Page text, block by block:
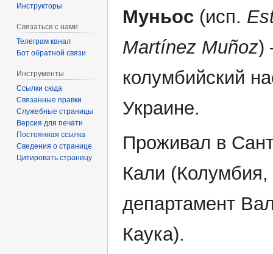
Муньос (исп.
Martínez Muñoz)
колумбийский
Украине.
Проживал в
Кали (Колумбия,
департамент
Каука).
Инструкторы
Связаться с нами
Телеграм канал
Бот обратной связи
Инструменты
Ссылки сюда
Связанные правки
Служебные страницы
Версия для печати
Постоянная ссылка
Сведения о странице
Цитировать страницу